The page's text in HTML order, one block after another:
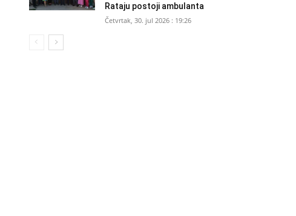
Rataju postoji ambulanta
Četvrtak, 30. jul 2026 : 19:26